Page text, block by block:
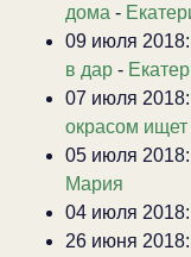
дома -
09 июля 2018:
в дар -
07 июля 2018:
окрасом
05 июля 2018:
Мария
04 июля 2018:
26 июня 2018: